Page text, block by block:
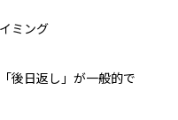
ミング
後日返し」が一般的で